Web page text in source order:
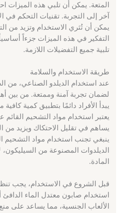
المتعة. يمكن أن تلبي هذه الميزات
آخر إلى التجربة. تقنيات التحكم في
يمكن أن تُثري الاستخدام وتزيد من
التفكير في هذه الميزات جزءاً
تلبية جميع التفضيلات اللازمة.
طريقة الاستخدام والسلامة
عند استخدام الديلدو الصناعي، من
لضمان تجربة آمنة وممتعة. من بين
يبدأ الأفراد دائمًا بتطبيق كمية
يعتبر استخدام مواد التشحيم القائم
يساهم في تقليل الاحتكاك ويزيد من
ينبغي تجنب استخدام مواد التشحيم
الديلدوات المصنوعة من
المادة.
قبل الشروع في الاستخدام، يجب
استخدام صابون معتدل الماء
الألعاب الجنسية، مما يساعد على